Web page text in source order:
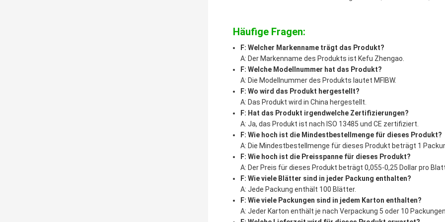
Häufige Fragen:
F: Welcher Markenname trägt das Produkt?
A: Der Markenname des Produkts ist Kefu Zhengao.
F: Welche Modellnummer hat das Produkt?
A: Die Modellnummer des Produkts lautet MFIBW.
F: Wo wird das Produkt hergestellt?
A: Das Produkt wird in China hergestellt.
F: Hat das Produkt irgendwelche Zertifizierungen?
A: Ja, das Produkt ist nach ISO 13485 und CE zertifiziert.
F: Wie hoch ist die Mindestbestellmenge für dieses Produkt?
A: Die Mindestbestellmenge für dieses Produkt beträgt 1
F: Wie hoch ist die Preisspanne für dieses Produkt?
A: Der Preis für dieses Produkt beträgt 0,055-0,25 Dollar pro
F: Wie viele Blätter sind in jeder Packung enthalten?
A: Jede Packung enthält 100 Blätter.
F: Wie viele Packungen sind in jedem Karton enthalten?
A: Jeder Karton enthält je nach Verpackung 5 oder 10